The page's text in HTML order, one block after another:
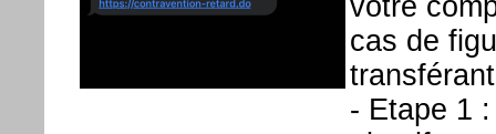
votre
cas de
- Etape 1